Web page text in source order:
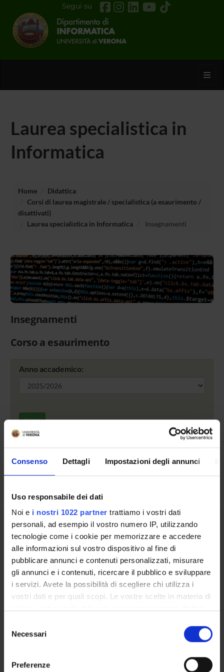
Consenso Dettagli Impostazioni degli annunci
Uso responsabile dei dati
Noi e i nostri 1022 partner trattiamo i vostri dati
personali, ad esempio il vostro numero IP, utilizzando
tecnologie come i cookie per memorizzare e accedere
alle informazioni sul vostro dispositivo al fine di
pubblicare annunci e contenuti personalizzati, misurare
gli annunci e i contenuti, ricercare il pubblico e sviluppare
i servizi. Avete la possibilità di scegliere chi utilizza i
vostri dati e per quali scopi. Le vostre scelte in materia di
modificare o revocare il proprio consenso in qualsiasi
momento dalla Dichiarazione sui cookie o facendo clic
delNecessari
Preferenze
Segui su
Laurea specialistica in
Informatica
Home
Didattica
Corsi di laurea magistrale / specialistica (a esaurimento /
disattivati)
Laurea specialistica in Informatica
Insegnamenti
Insegnamenti
Corso a esaurimento
Anno accademico:
Cerca
Insegnamenti
Calendario didattico
Piani didattici e Guide dello studente
Orario lezioni
Calendario esami
Bacheca avvisi
Docenti